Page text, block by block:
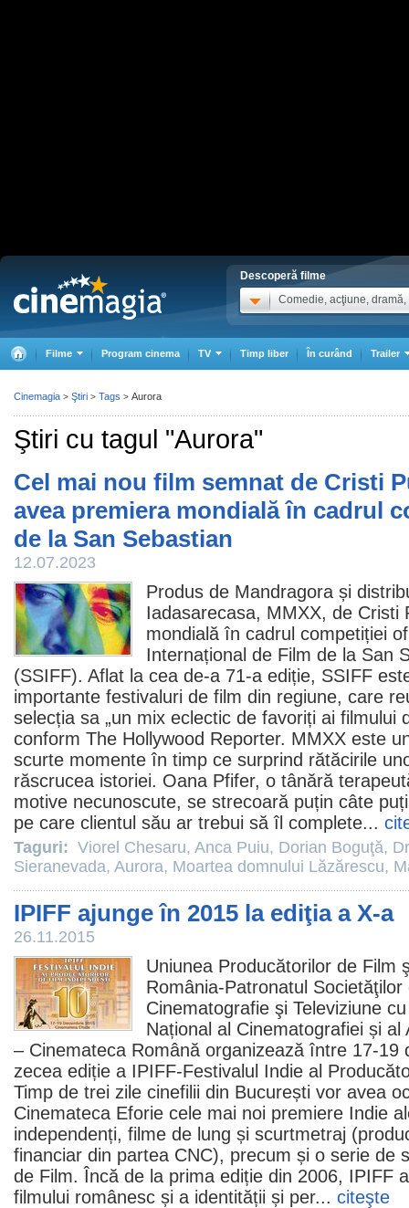
Descoperă filme
Comedie, acţiune, dramă,
Filme Program cinema TV Timp liber În curând Trailer
Ştiri cu tagul "Aurora"
Cel mai nou film semnat de Cristi
avea premiera mondială în cadrul
de la San Sebastian
12.07.2023
Produs de Mandragora și
Iadasarecasa, MMXX, de Cristi
mondială în cadrul competiției
Internațional de Film de la San
(SSIFF). Aflat la cea de-a 71-a ediție, SSIFF
importante festivaluri de film din regiune, care
selecția sa „un mix eclectic de favoriți ai filmului
conform The Hollywood Reporter. MMXX este
scurte momente în timp ce surprind rătăcirile
răscrucea istoriei. Oana Pfifer, o tânără
motive necunoscute, se strecoară puțin câte
pe care clientul său ar trebui să îl complete...
Taguri: Viorel Chesaru, Anca Puiu, Dorian Boguţă,
Sieranevada, Aurora, Moartea domnului Lăzărescu,
IPIFF ajunge în 2015 la ediţia a X-a
26.11.2015
Uniunea Producătorilor de Film
România-Patronatul
Cinematografie şi Televiziune
Național al Cinematografiei și al
– Cinemateca Română organizează între 17-19
zecea ediție a IPIFF-Festivalul Indie al
Timp de trei zile cinefilii din București vor avea
Cinemateca Eforie cele mai noi premiere Indie
independenți, filme de lung și scurtmetraj
financiar din partea CNC), precum și o serie de
de Film. Încă de la prima ediție din 2006, IPIFF
filmului românesc și a identității și per... citeşte
Cinemagia > Ştiri > Tags > Aurora